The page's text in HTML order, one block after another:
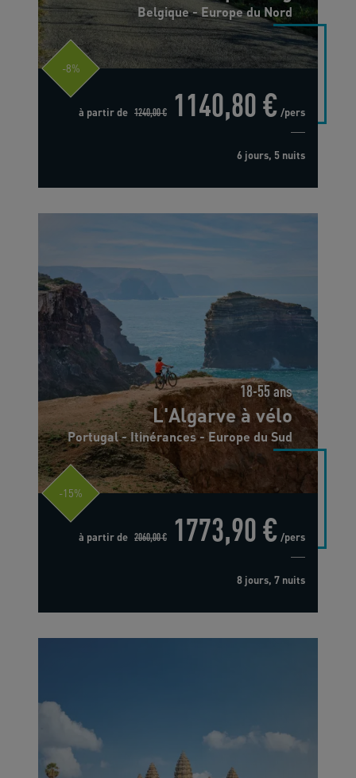
Belgique - Europe du Nord
-8%
à partir de 1240,00 € 1140,80 € /pers
6 jours, 5 nuits
18-55 ans
L'Algarve à vélo
Portugal - Itinérances - Europe du Sud
-15%
à partir de 2060,00 € 1773,90 € /pers
8 jours, 7 nuits